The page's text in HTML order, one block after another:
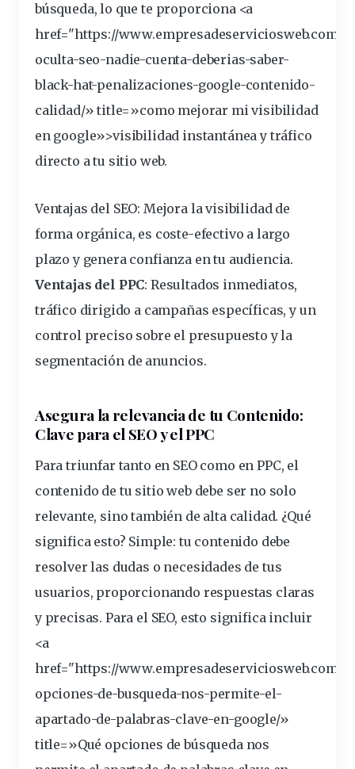
búsqueda, lo que te proporciona <a
href="https://www.empresadeserviciosweb.com/
oculta-seo-nadie-cuenta-deberias-saber-
black-hat-penalizaciones-google-contenido-
calidad/» title=»como mejorar mivisibilidad
en google»>visibilidad instantánea y tráfico
directo a tu sitio web.
Ventajas del SEO: Mejora la visibilidad de
forma orgánica, es coste-efectivo a largo
plazo y genera confianzaen tu audiencia.
Ventajas del PPC: Resultados inmediatos,
tráfico dirigido a campañas específicas, y un
control preciso sobre el presupuesto y la
segmentaciónde anuncios.
Asegura larelevanciade tu Contenido:
Clave para el SEO y el PPC
Para triunfar tanto en SEOcomo en PPC, el
contenido de tu sitio web debe ser no solo
relevante, sino también de alta calidad. ¿Qué
significa esto? Simple: tu contenido debe
resolver las dudas o necesidades de tus
usuarios, proporcionando respuestas claras
y precisas. Para el SEO, esto significa incluir
<a
href="https://www.empresadeserviciosweb.com/
opciones-de-busqueda-nos-permite-el-
apartado-de-palabras-clave-en-google/»
title=»Qué opciones de búsqueda nos